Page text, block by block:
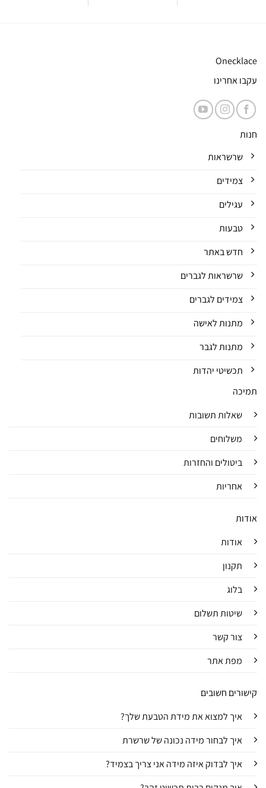
Onecklace
עקבו אחרינו
חנות
שרשראות
צמידים
עגילים
טבעות
חדש באתר
שרשראות לגברים
צמידים לגברים
מתנות לאישה
מתנות לגבר
תכשיטי יהדות
תמיכה
שאלות תשובות
משלוחים
ביטולים והחזרות
אחריות
אודות
אודות
תקנון
בלוג
שיטות תשלום
צור קשר
מפת אתר
קישורים חשובים
איך למצוא את מידת הטבעת שלך?
איך לבחור מידה נכונה של שרשרת
איך לבדוק איזה מידה אני צריך בצמיד?